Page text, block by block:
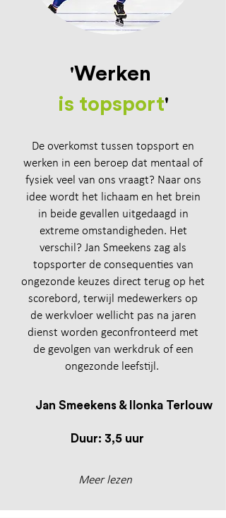
'Werken
is topsport'
De overkomst tussen topsport en
werken in een beroep dat mentaal of
fysiek veel van ons vraagt? Naar ons
idee wordt het lichaam en het brein
in beide gevallen uitgedaagd in
extreme omstandigheden. Het
verschil? Jan Smeekens zag als
topsporter de consequenties van
ongezonde keuzes direct terug op het
scorebord, terwijl medewerkers op
de werkvloer wellicht pas na jaren
dienst worden geconfronteerd met
de gevolgen van werkdruk of een
ongezonde leefstijl.
Jan Smeekens & Ilonka Terlouw
Duur: 3,5 uur
Meer lezen